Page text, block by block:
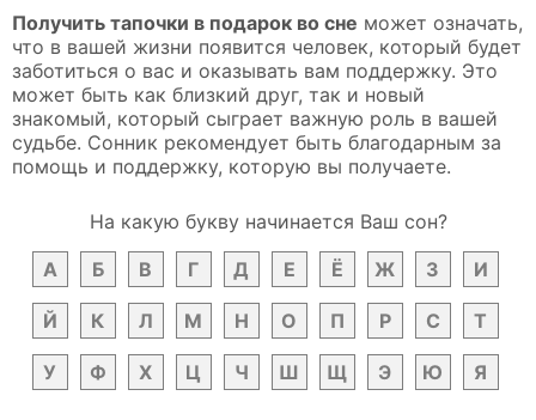
Получить тапочки в подарок во сне может означать,
что в вашей жизни появится человек, который будет
заботиться о вас и оказывать вам поддержку. Это
может быть как близкий друг, так и новый
знакомый, который сыграет важную роль в вашей
судьбе. Сонник рекомендует быть благодарным за
помощь и поддержку, которую вы получаете.
На какую букву начинается Ваш сон?
А
Б В Г Д Е Ё Ж З И
Й К Л М Н О П Р С Т
У Ф Х Ц Ч Ш Щ Э Ю Я